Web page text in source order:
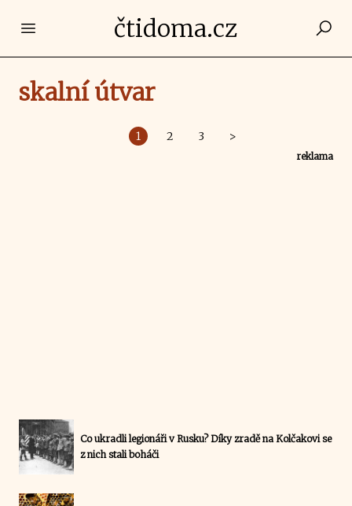
Open main menučtidoma.cz
skalní útvar
1 2 3 >
reklama
Co ukradli legionáři v Rusku? Díky zradě na Kolčakovi se
z nich stali boháči